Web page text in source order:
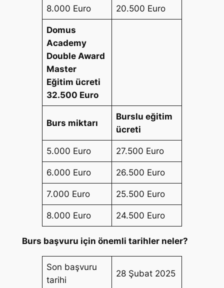
8.000 Euro 20.500 Euro
Domus
Academy
Double Award
Master
Eğitim ücreti
32.500 Euro
Burs miktarı
Burslu eğitim
ücreti
5.000 Euro 27.500 Euro
6.000 Euro 26.500 Euro
7.000 Euro 25.500 Euro
8.000 Euro 24.500 Euro
Burs başvuru için önemli tarihler neler?
Son başvuru
tarihi
28 Şubat 2025